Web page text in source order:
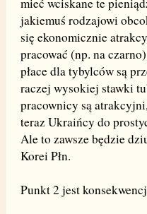
jakiemuś rodzajowi
się ekonomicznie
pracować (np. na
płace dla tybylców są
raczej wysokiej stawki
pracownicy są
teraz Ukraińcy do
Ale to zawsze będzie
Korei Płn.
Punkt 2 jest